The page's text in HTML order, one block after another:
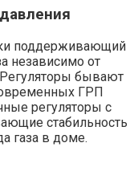
поддерживающий
независимо от
бывают
ГРП
регуляторы с
стабильность
газа в доме.